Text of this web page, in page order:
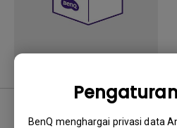
BenQ menghargai privasi data